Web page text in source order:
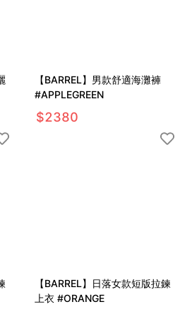
【BARREL】男款舒適海灘褲
#APPLEGREEN
$2380
【BARREL】日落女款短版拉鍊
上衣 #ORANGE